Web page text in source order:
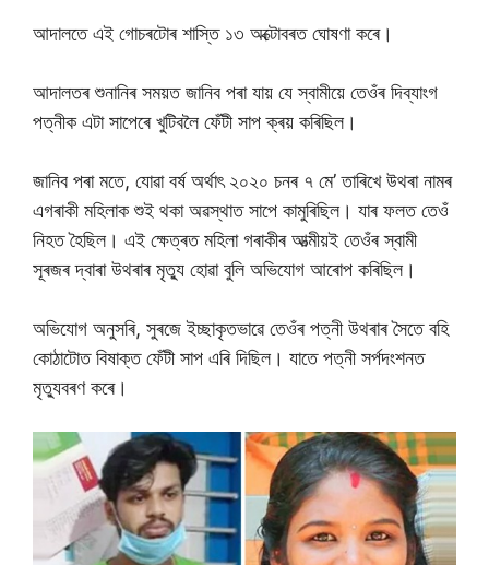
আদালতে এই গোচৰটোৰ শাস্তি ১৩ অক্টোবৰত ঘোষণা কৰে।
আদালতৰ শুনানিৰ সময়ত জানিব পৰা যায় যে স্বামীয়ে তেওঁৰ দিব্যাংগ
পত্নীক এটা সাপেৰে খুটিবলৈ ফেঁটী সাপ ক্ৰয় কৰিছিল।
জানিব পৰা মতে, যোৱা বৰ্ষ অৰ্থাৎ ২০২০ চনৰ ৭ মে’ তাৰিখে উথৰা নামৰ
এগৰাকী মহিলাক শুই থকা অৱস্থাত সাপে কামুৰিছিল। যাৰ ফলত তেওঁ
নিহত হৈছিল। এই ক্ষেত্ৰত মহিলা গৰাকীৰ আত্মীয়ই তেওঁৰ স্বামী
সূৰজৰ দ্বাৰা উথৰাৰ মৃত্যু হোৱা বুলি অভিযোগ আৰোপ কৰিছিল।
অভিযোগ অনুসৰি, সুৰজে ইচ্ছাকৃতভাৱে তেওঁৰ পত্নী উথৰাৰ সৈতে বহি
কোঠাটোত বিষাক্ত ফেঁটী সাপ এৰি দিছিল। যাতে পত্নী সৰ্পদংশনত
মৃত্যুবৰণ কৰে।